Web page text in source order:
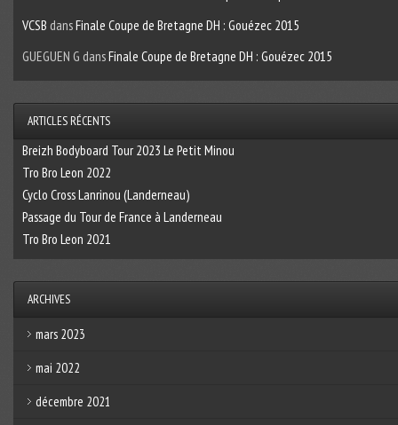
VCSB dansFinale Coupe de Bretagne DH : Gouézec 2015
GUEGUEN G dansFinale Coupe de Bretagne DH : Gouézec 2015
ARTICLES RÉCENTS
Breizh Bodyboard Tour 2023 Le Petit Minou
Tro Bro Leon 2022
Cyclo Cross Lanrinou (Landerneau)
Passage du Tour de France à Landerneau
Tro Bro Leon 2021
ARCHIVES
mars 2023
mai 2022
décembre 2021